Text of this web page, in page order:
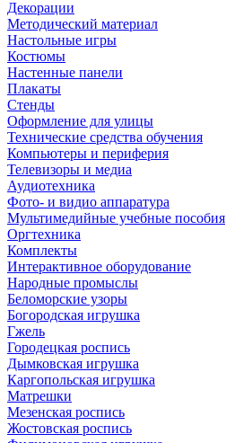
Декорации
Методический материал
Настольные игры
Костюмы
Настенные панели
Плакаты
Стенды
Оформление для улицы
Технические средства обучения
Компьютеры и периферия
Телевизоры и медиа
Аудиотехника
Фото- и видио аппаратура
Мультимедийные учебные пособия
Оргтехника
Комплекты
Интерактивное оборудование
Народные промыслы
Беломорские узоры
Богородская игрушка
Гжель
Городецкая роспись
Дымковская игрушка
Каргопольская игрушка
Матрешки
Мезенская роспись
Жостовская роспись